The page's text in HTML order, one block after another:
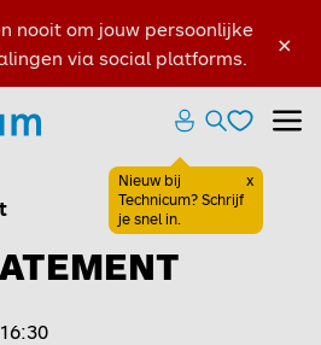
×
nooit om jouw persoonlijke
via social platforms.
Nieuw bij
Technicum? Schrijf
je snel in.
x
Zoeken